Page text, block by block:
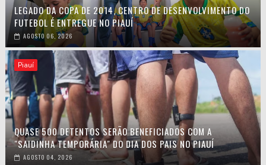
LEGADO DA COPA DE 2014, CENTRO DE DESENVOLVIMENTO DO
FUTEBOL É ENTREGUE NO PIAUÍ
AGOSTO 06, 2026
Piauí
QUASE 500 DETENTOS SERÃO BENEFICIADOS COM A
"SAIDINHA TEMPORÁRIA" DO DIA DOS PAIS NO PIAUÍ
AGOSTO 04, 2026